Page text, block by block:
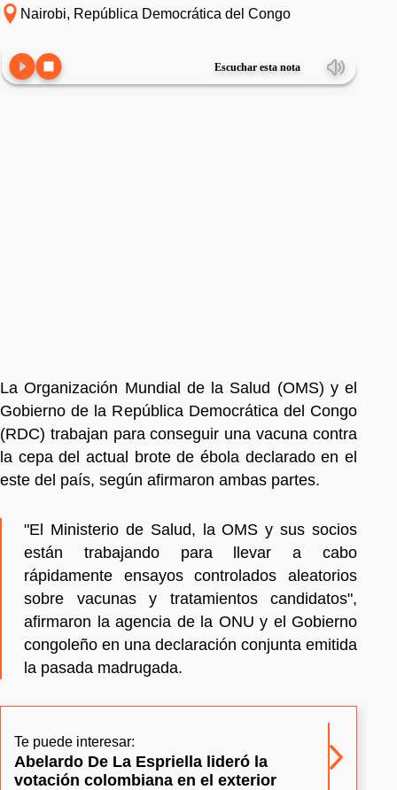
Nairobi, República Democrática del Congo
Escuchar esta nota
La Organización Mundial de la Salud (OMS) y el
Gobierno de la República Democrática del Congo
(RDC) trabajan para conseguir una vacuna contra
la cepa del actual brote de ébola declarado en el
este del país, según afirmaron ambas partes.
"El Ministerio de Salud, la OMS y sus socios
están trabajando para llevar a cabo
rápidamente ensayos controlados aleatorios
sobre vacunas y tratamientos candidatos",
afirmaron la agencia de la ONU y el Gobierno
congoleño en una declaración conjunta emitida
la pasada madrugada.
Te puede interesar:
Abelardo De La Espriella lideró la
votación colombiana en el exterior